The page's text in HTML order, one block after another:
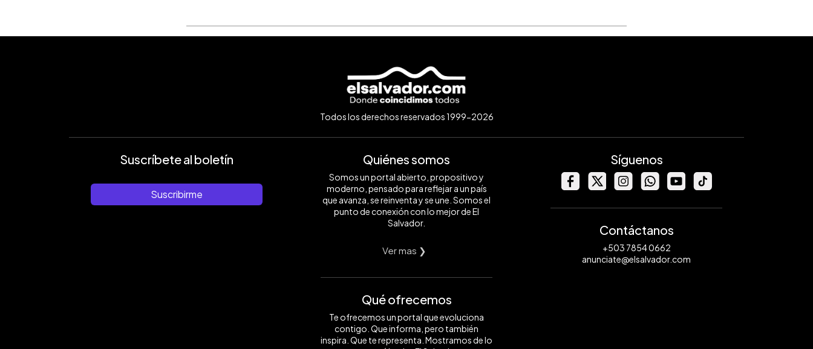
Todos los derechos reservados 1999-2026
Suscríbete al boletín
Suscribirme
Quiénes somos
Somos un portal abierto, propositivo y
moderno, pensado para reflejar a un país
que avanza, se reinventa y se une. Somos el
punto de conexión con lo mejor de El
Salvador.
Ver mas ❯
Qué ofrecemos
Te ofrecemos un portal que evoluciona
contigo. Que informa, pero también
inspira. Que te representa. Mostramos de lo
Síguenos
Contáctanos
+503 7854 0662
anunciate@elsalvador.com